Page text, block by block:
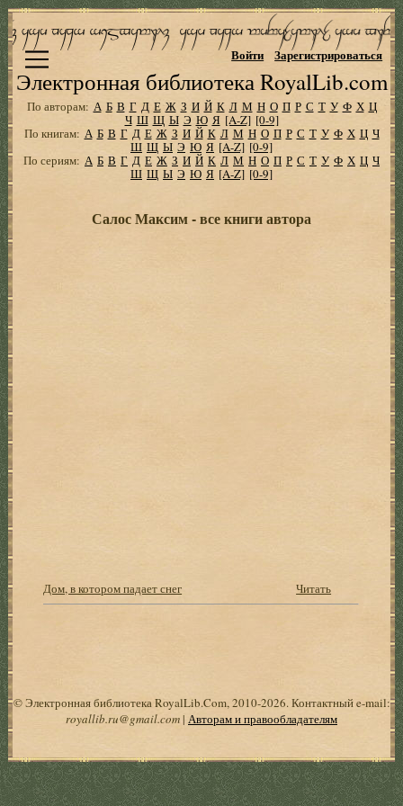
Электронная библиотека RoyalLib.com
Войти Зарегистрироваться
По авторам: А Б В Г Д Е Ж З И Й К Л М Н О П Р С Т У Ф Х Ц
Ч Ш Щ Ы Э Ю Я [A-Z] [0-9]
По книгам: А Б В Г Д Е Ж З И Й К Л М Н О П Р С Т У Ф Х Ц Ч
Ш Щ Ы Э Ю Я [A-Z] [0-9]
По сериям: А Б В Г Д Е Ж З И Й К Л М Н О П Р С Т У Ф Х Ц Ч
Ш Щ Ы Э Ю Я [A-Z] [0-9]
Салос Максим - все книги автора
Дом, в котором падает снег Читать
© Электронная библиотека RoyalLib.Com, 2010-2026. Контактный e-mail:
royallib.ru@gmail.com| Авторам и правообладателям